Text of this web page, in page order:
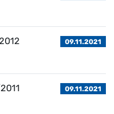
09.11.2021
09.11.2021